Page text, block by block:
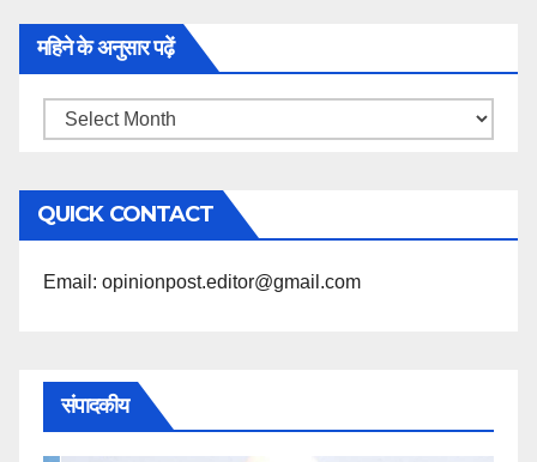
महिने के अनुसार पढ़ें
महिने
अनुसार
पढ़ें
QUICK CONTACT
Email: opinionpost.editor@gmail.com
संपादकीय